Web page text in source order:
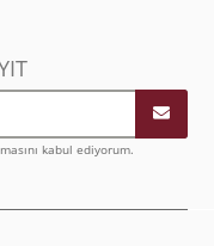
kabul ediyorum.